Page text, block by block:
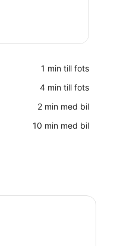
‪1 min till fots‬
‪4 min till fots‬
‪2 min med bil‬
‪10 min med bil‬